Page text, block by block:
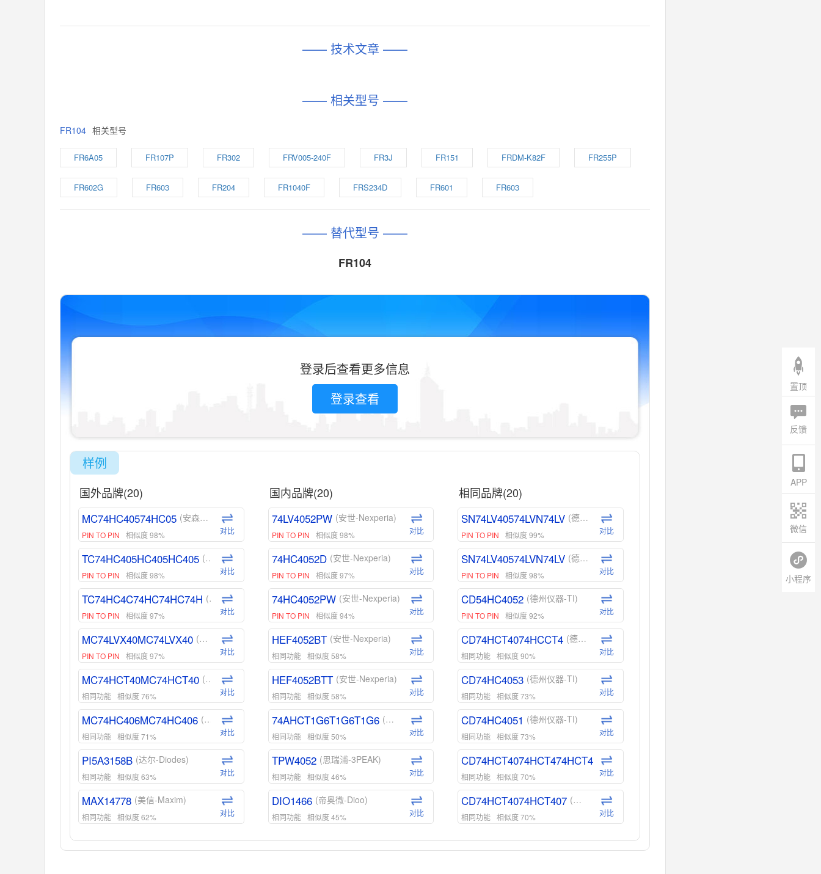
—— 技术文章 ——
—— 相关型号 ——
FR104 相关型号
FR6A05 FR107P FR302 FRV005-240F FR3J FR151 FRDM-K82F FR255P
FR602G FR603 FR204 FR1040F FRS234D FR601 FR603
—— 替代型号 ——
FR104
登录后查看更多信息
登录查看
样例
国外品牌(20)
MC74HC40574HC05 (安森美-ON)
PIN TO PIN 相似度 98% 对比
TC74HC405HC405HC405 (东芝-Toshiba)
PIN TO PIN 相似度 98% 对比
TC74HC4C74HC74HC74H (东芝-Toshiba)
PIN TO PIN 相似度 97% 对比
MC74LVX40MC74LVX40 (安森美-ON)
PIN TO PIN 相似度 97% 对比
MC74HCT40MC74HCT40 (安森美-ON)
相同功能 相似度 76% 对比
MC74HC406MC74HC406 (安森美-ON)
相同功能 相似度 71% 对比
PI5A3158B (达尔-Diodes)
相同功能 相似度 63% 对比
MAX14778 (美信-Maxim)
相同功能 相似度 62% 对比
ADG1439 (亚德诺-ADI)
对比
国内品牌(20)
74LV4052PW (安世-Nexperia)
PIN TO PIN 相似度 98% 对比
74HC4052D (安世-Nexperia)
PIN TO PIN 相似度 97% 对比
74HC4052PW (安世-Nexperia)
PIN TO PIN 相似度 94% 对比
HEF4052BT (安世-Nexperia)
相同功能 相似度 58% 对比
HEF4052BTT (安世-Nexperia)
相同功能 相似度 58% 对比
74AHCT1G6T1G6T1G6 (安世-Nexperia)
相同功能 相似度 50% 对比
TPW4052 (思瑞浦-3PEAK)
相同功能 相似度 46% 对比
DIO1466 (帝奥微-Dioo)
相同功能 相似度 45% 对比
DIO1159 (帝奥微-Dioo)
对比
相同品牌(20)
SN74LV40574LVN74LV (德州仪器-TI)
PIN TO PIN 相似度 99% 对比
SN74LV40574LVN74LV (德州仪器-TI)
PIN TO PIN 相似度 98% 对比
CD54HC4052 (德州仪器-TI)
PIN TO PIN 相似度 92% 对比
CD74HCT4074HCCT4 (德州仪器-TI)
相同功能 相似度 90% 对比
CD74HC4053 (德州仪器-TI)
相同功能 相似度 73% 对比
CD74HC4051 (德州仪器-TI)
相同功能 相似度 73% 对比
CD74HCT4074HCT474HCT4 (德州仪器-TI)
相同功能 相似度 70% 对比
CD74HCT4074HCT407 (德州仪器-TI)
相同功能 相似度 70% 对比
CD74HCT4D74HDCT40 (德州仪器-TI)
对比
置顶
反馈
APP
微信
小程序